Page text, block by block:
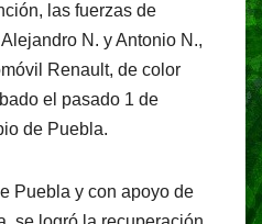
las fuerzas de
N. y Antonio N.,
Renault, de color
el pasado 1 de
de Puebla.
Puebla y con apoyo de